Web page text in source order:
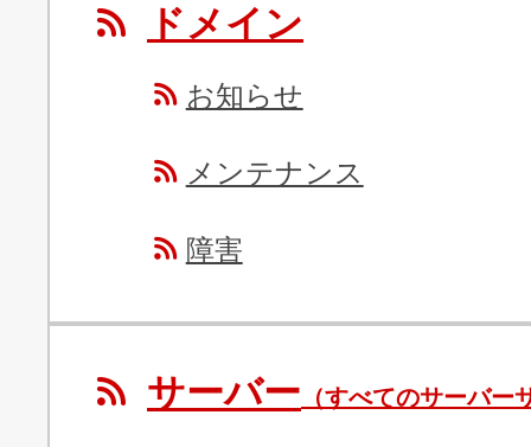
ドメイン
お知らせ
メンテナンス
障害
サーバー （すべてのサーバー